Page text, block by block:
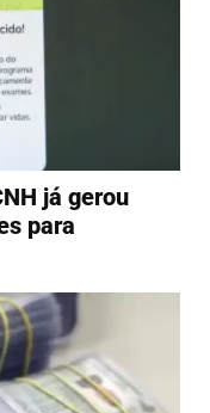
já gerou
para